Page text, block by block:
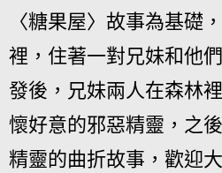
〈糖果屋〉故事為基礎
裡，住著一對兄妹和他
發後，兄妹兩人在森林
懷好意的邪惡精靈，之
精靈的曲折故事，歡迎